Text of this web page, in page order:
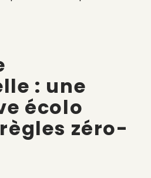
: une
écolo
zéro-